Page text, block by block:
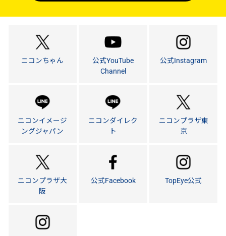
ニコンちゃん
公式YouTube
Channel
公式Instagram
ニコンイメージ
ングジャパン
ニコンダイレク
ト
ニコンプラザ東
京
ニコンプラザ大
阪
公式Facebook TopEye公式